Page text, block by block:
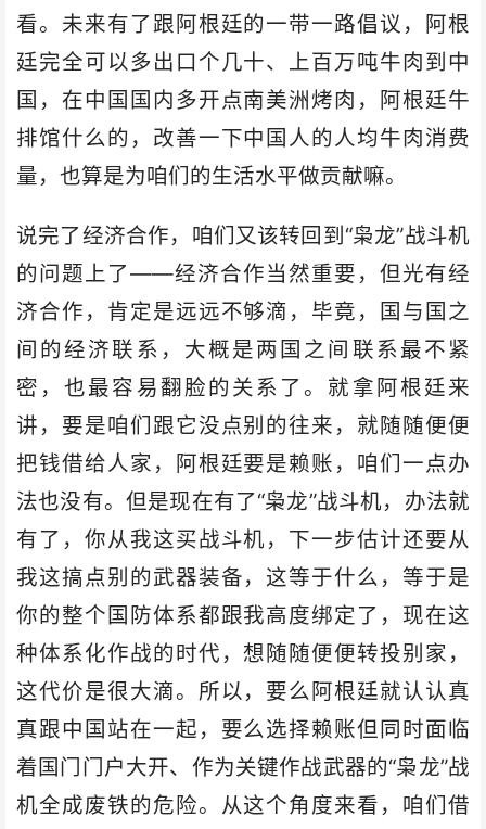
看。未来有了跟阿根廷的一带一路倡议，阿根
廷完全可以多出口个几十、上百万吨牛肉到中
国，在中国国内多开点南美洲烤肉，阿根廷牛
排馆什么的，改善一下中国人的人均牛肉消费
量，也算是为咱们的生活水平做贡献嘛。
说完了经济合作，咱们又该转回到“枭龙”战斗机
的问题上了——经济合作当然重要，但光有经
济合作，肯定是远远不够滴，毕竟，国与国之
间的经济联系，大概是两国之间联系最不紧
密，也最容易翻脸的关系了。就拿阿根廷来
讲，要是咱们跟它没点别的往来，就随随便便
把钱借给人家，阿根廷要是赖账，咱们一点办
法也没有。但是现在有了“枭龙”战斗机，办法就
有了，你从我这买战斗机，下一步估计还要从
我这搞点别的武器装备，这等于什么，等于是
你的整个国防体系都跟我高度绑定了，现在这
种体系化作战的时代，想随随便便转投别家，
这代价是很大滴。所以，要么阿根廷就认认真
真跟中国站在一起，要么选择赖账但同时面临
着国门门户大开、作为关键作战武器的“枭龙”战
机全成废铁的危险。从这个角度来看，咱们借